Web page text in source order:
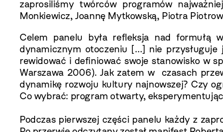
zaprosiliśmy twórców programów
Monkiewicz, Joannę Mytkowską, Piotra
Celem panelu była refleksja nad formułą
dynamicznym otoczeniu […] nie przysługuje
rewidować i definiować swoje stanowisko w
Warszawa 2006). Jak zatem w czasach
dynamikę rozwoju kultury najnowszej? Czy
Co wybrać: program otwarty,
Podczas pierwszej części panelu każdy z